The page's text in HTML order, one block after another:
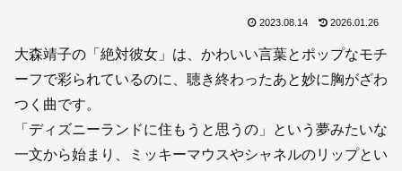
2023.08.14 2026.01.26
大森靖子の「絶対彼女」は、かわいい言葉とポップなモチ
ーフで彩られているのに、聴き終わったあと妙に胸がざわ
つく曲です。
「ディズニーランドに住もうと思うの」という夢みたいな
一文から始まり、ミッキーマウスやシャネルのリップとい